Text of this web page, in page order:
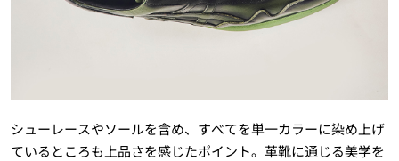
シューレースやソールを含め、すべてを単一カラーに染め上げ
ているところも上品さを感じたポイント。革靴に通じる美学を